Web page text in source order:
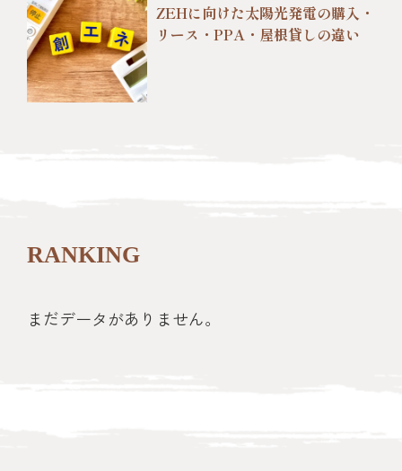
ZEHに向けた太陽光発電の購入・
リース・PPA・屋根貸しの違い
RANKING
まだデータがありません。